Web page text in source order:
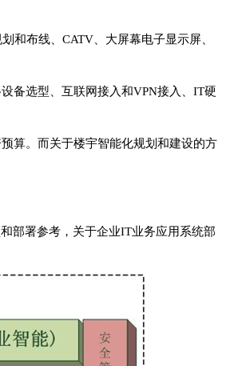
和布线、CATV、大屏幕电子显示屏、
备选型、互联网接入和VPN接入、IT硬
算。而关于楼宇智能化规划和建设的方
部署参考，关于企业IT业务应用系统部